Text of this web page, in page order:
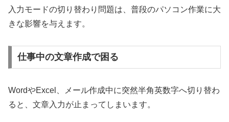
入力モードの切り替わり問題は、普段のパソコン作業に大
きな影響を与えます。
仕事中の文章作成で困る
WordやExcel、メール作成中に突然半角英数字へ切り替わ
ると、文章入力が止まってしまいます。